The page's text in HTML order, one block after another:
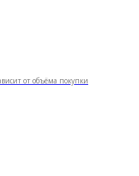
от объёма покупки